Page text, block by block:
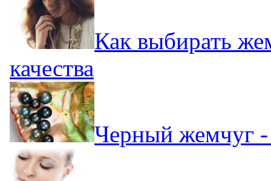
Как выбирать
качества
Черный жемчуг -